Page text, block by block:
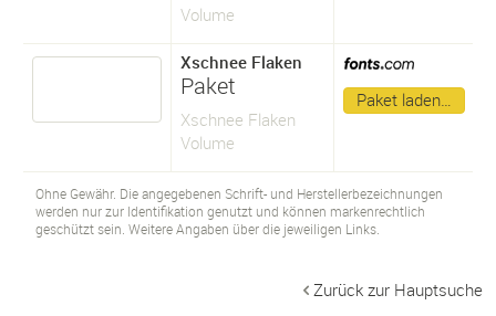
Volume
Xschnee Flaken
Paket
Xschnee Flaken
Volume
Paket laden…
Ohne Gewähr. Die angegebenen Schrift- und Herstellerbezeichnungen
werden nur zur Identifikation genutzt und können markenrechtlich
geschützt sein. Weitere Angaben über die jeweiligen Links.
Zurück zur Hauptsuche